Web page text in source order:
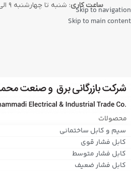
Skip to navigation
Skip to main content
ساعت کاری: شنبه تا چهارشنبه ۹ الی ۱۸ / پنجشنبه ۹ الی ۱۴
محصولات
سیم و کابل ساختمانی
کابل فشار قوی
کابل فشار متوسط
کابل فشار ضعیف